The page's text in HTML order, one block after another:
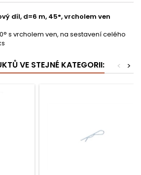
díl, d=6 m, 45°, vrcholem ven
s vrcholem ven, na sestavení celého
VE STEJNÉ KATEGORII: >
<